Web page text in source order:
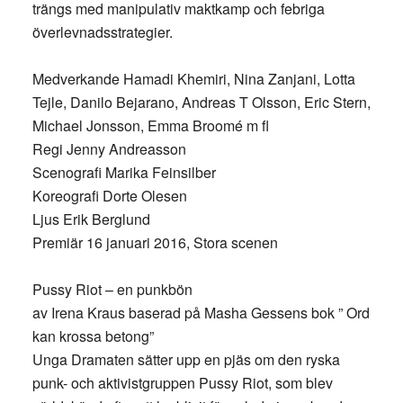
trängs med manipulativ maktkamp och febriga
överlevnadsstrategier.
Medverkande Hamadi Khemiri, Nina Zanjani, Lotta
Tejle, Danilo Bejarano, Andreas T Olsson, Eric Stern,
Michael Jonsson, Emma Broomé m fl
Regi Jenny Andreasson
Scenografi Marika Feinsilber
Koreografi Dorte Olesen
Ljus Erik Berglund
Premiär 16 januari 2016, Stora scenen
Pussy Riot – en punkbön
av Irena Kraus baserad på Masha Gessens bok ” Ord
kan krossa betong”
Unga Dramaten sätter upp en pjäs om den ryska
punk- och aktivistgruppen Pussy Riot, som blev